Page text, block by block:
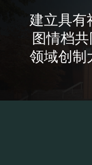
建立具有
图情档
领域创制